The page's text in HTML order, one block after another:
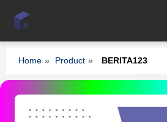
Home » Product » BERITA123